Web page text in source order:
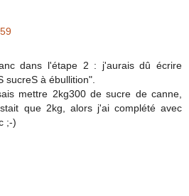
dans l'étape 2 : j'aurais dû écrire
sucreS à ébullition".
mettre 2kg300 de sucre de canne,
que 2kg, alors j'ai complété avec
;-)